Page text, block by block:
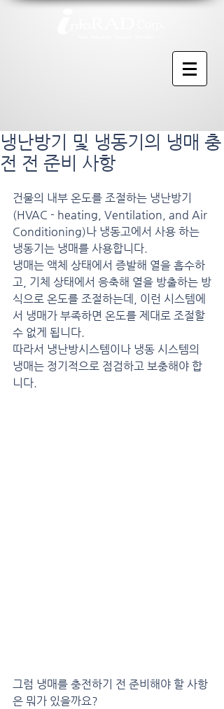
냉난방기 및 냉동기의 냉매 충
전 전 준비 사항
건물의 내부 온도를 조절하는 냉난방기
(HVAC - heating, Ventilation, and Air
Conditioning)나 냉동고에서 사용 하는
냉동기는 냉매를 사용합니다.
냉매는 액체 상태에서 증발해 열을 흡수하
고, 기체 상태에서 응축해 열을 방출하는 방
식으로 온도를 조절하는데, 이런 시스템에
서 냉매가 부족하면 온도를 제대로 조절할
수 없게 됩니다.
따라서 냉난방시스템이나 냉동 시스템의
냉매는 정기적으로 점검하고 보충해야 합
니다.
그럼 냉매를 충전하기 전 준비해야 할 사항
은 뭐가 있을까요?